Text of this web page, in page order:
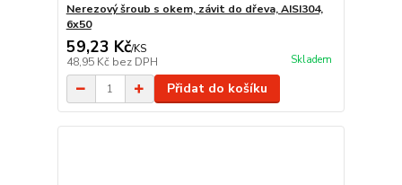
Nerezový šroub s okem, závit do dřeva, AISI304,
6x50
59,23 Kč/KS
48,95 Kč bez DPH Skladem
Přidat do košíku